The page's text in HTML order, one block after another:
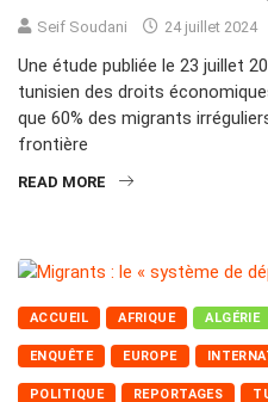
Seif Soudani 24 juillet 2024
Une étude publiée le 23 juillet
tunisien des droits
que 60% des migrants
frontière
READ MORE
ACCUEIL AFRIQUE ALGÉRIE
ENQUÊTE EUROPE
POLITIQUE REPORTAGES